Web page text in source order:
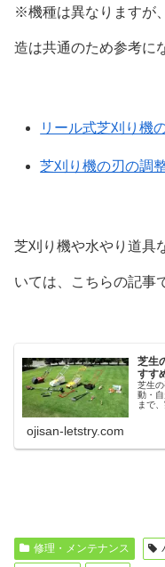
※機種は異なりますが
造は共通のため参考に
リール式芝刈り機
芝刈り機の刃の調
芝刈り機や水やり道具
いては、こちらの記事
芝生
すす
芝生
動・
まで
ojisan-letstry.com
修理・メンテナンス